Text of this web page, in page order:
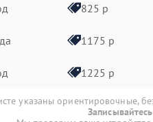
825 р
1175 р
1225 р
указаны ориентировочные,